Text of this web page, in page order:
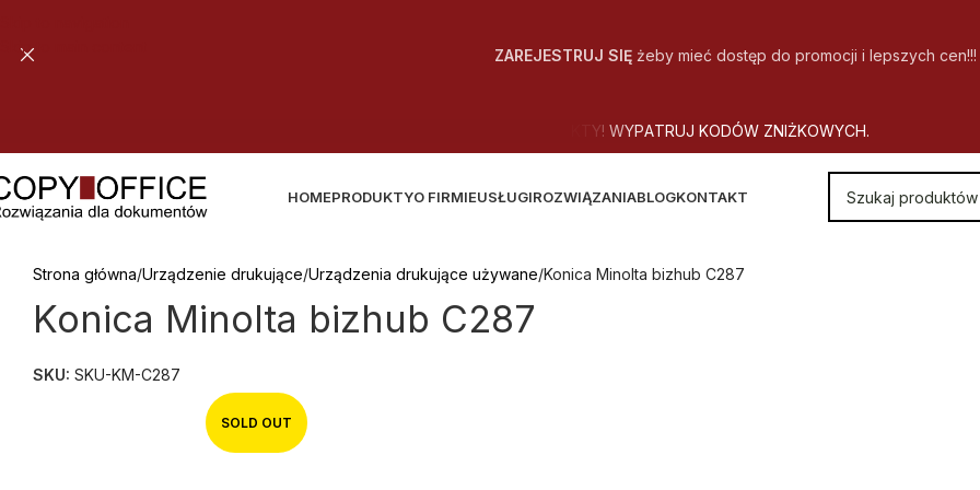
Skip to main content
ZAREJESTRUJ SIĘżeby mieć dostęp do promocji i lepszych cen!!!
HOMEPRODUKTYO FIRMIEUSŁUGIROZWIĄZANIABLOGKONTAKT
Strona główna Urządzenie drukujące Urządzenia drukujące używane Konica Minolta bizhub C287
Konica Minolta bizhub C287
SKU: SKU-KM-C287
SOLD OUT